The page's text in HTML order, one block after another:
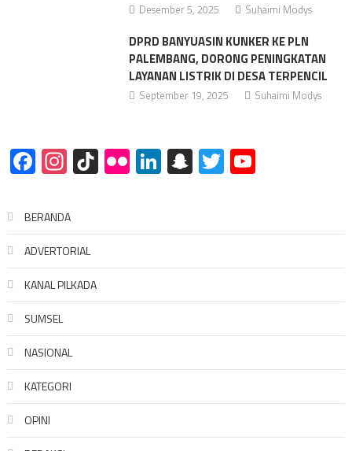
Desember 5, 2025 Suhaimi Modys
DPRD BANYUASIN KUNKER KE PLN
PALEMBANG, DORONG PENINGKATAN
LAYANAN LISTRIK DI DESA TERPENCIL
September 19, 2025 Suhaimi Modys
Facebook
Instagram
TikTok
FlickrLinkedIn
Snapchat
TwitterYouTube
BERANDA
ADVERTORIAL
KANAL PILKADA
SUMSEL
NASIONAL
KATEGORI
OPINI